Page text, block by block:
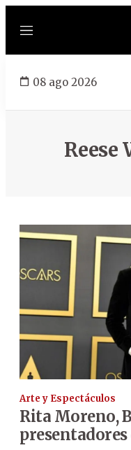
Menú
08 ago 2026
Reese
Arte y Espectáculos
Rita Moreno,
presentadores